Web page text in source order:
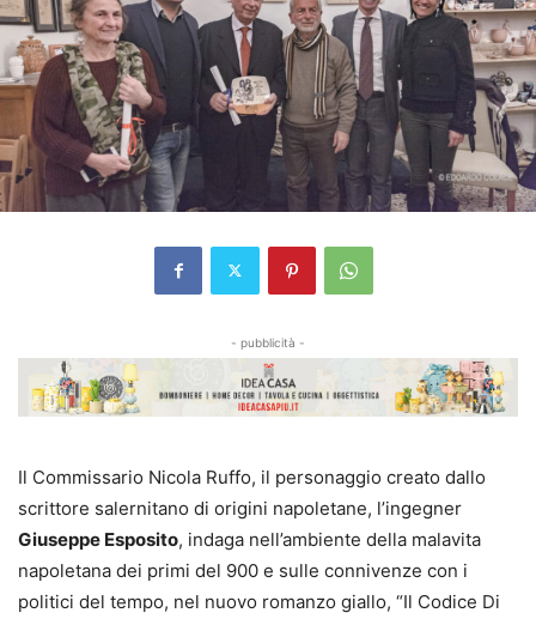
- pubblicità -
Il Commissario Nicola Ruffo, il personaggio creato dallo
scrittore salernitano di origini napoletane, l’ingegner
Giuseppe Esposito, indaga nell’ambiente della malavita
napoletana dei primi del 900 e sulle connivenze con i
politici del tempo, nel nuovo romanzo giallo, “Il Codice Di